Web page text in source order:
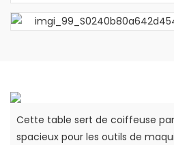
Cette table sert de coiffeuse
spacieux pour les outils de